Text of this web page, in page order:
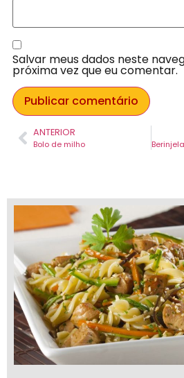
Salvar meus dados neste
próxima vez que eu comentar.
ANTERIOR
Bolo de milho